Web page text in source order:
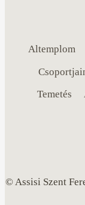
Altemplom
Temetés
© Assisi Szent